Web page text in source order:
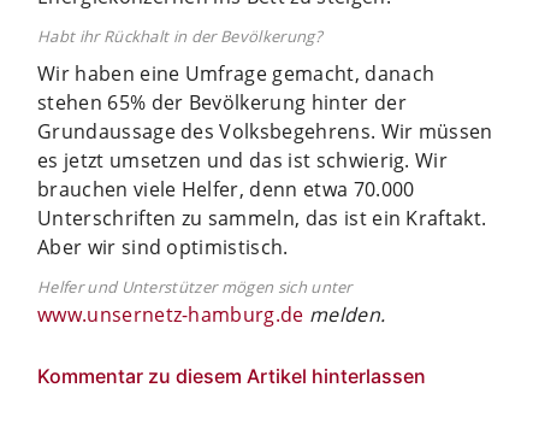
Habt ihr Rückhalt in der Bevölkerung?
Wir haben eine Umfrage gemacht, danach
stehen 65% der Bevölkerung hinter der
Grundaussage des Volksbegehrens. Wir müssen
es jetzt umsetzen und das ist schwierig. Wir
brauchen viele Helfer, denn etwa 70.000
Unterschriften zu sammeln, das ist ein Kraftakt.
Aber wir sind optimistisch.
Helfer und Unterstützer mögen sich unter
www.unsernetz-hamburg.de melden.
Kommentar zu diesem Artikel hinterlassen